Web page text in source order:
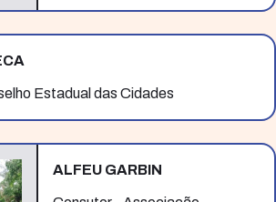
Estadual das Cidades
ALFEU GARBIN